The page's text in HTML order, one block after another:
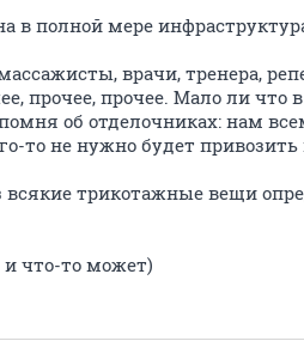
в полной мере
врачи, тренера,
прочее, прочее. Мало ли что
об отделочниках: нам
то не нужно будет привозить
всякие трикотажные вещи
и что-то может)